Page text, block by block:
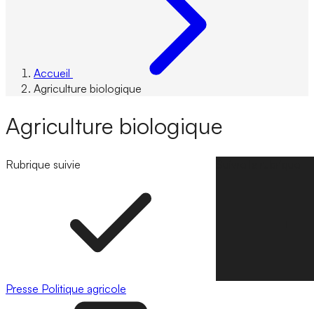
Accueil
Agriculture biologique
Agriculture biologique
Rubrique suivie
Presse Politique agricole